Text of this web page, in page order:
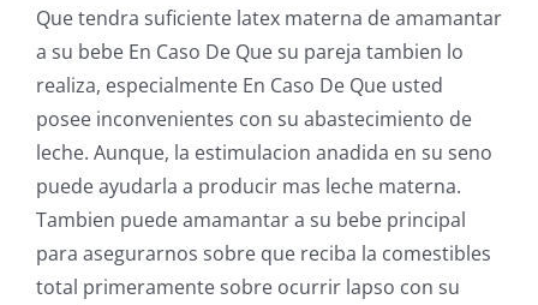
Que tendra suficiente latex materna de amamantar
a su bebe En Caso De Que su pareja tambien lo
realiza, especialmente En Caso De Que usted
posee inconvenientes con su abastecimiento de
leche. Aunque, la estimulacion anadida en su seno
puede ayudarla a producir mas leche materna.
Tambien puede amamantar a su bebe principal
para asegurarnos sobre que reciba la comestibles
total primeramente sobre ocurrir lapso con su